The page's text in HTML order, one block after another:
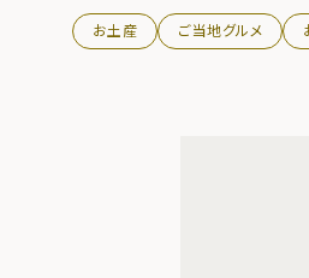
お土産 ご当地グルメ